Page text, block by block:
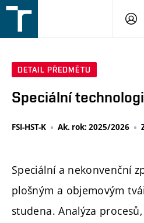
v
DETAIL PŘEDMĚTU
Speciální
FSI-HST-K Ak. rok: 2025/2026
Speciální a nekonvenční
plošným a objemovým
studena. Analýza